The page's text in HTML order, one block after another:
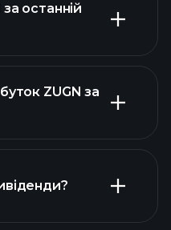
ZUGN
останній
ZUGN за